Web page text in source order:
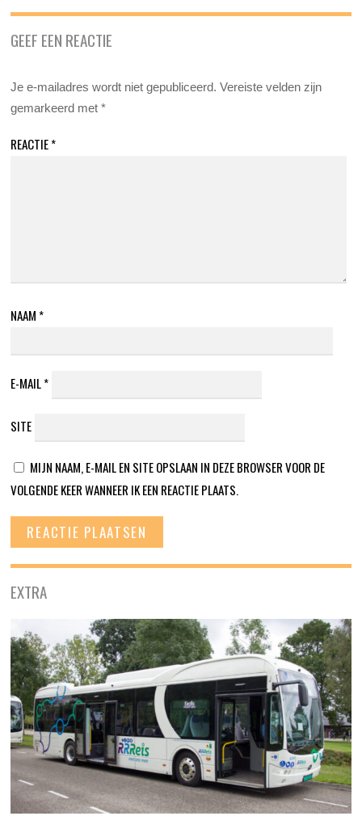
GEEF EEN REACTIE
Je e-mailadres wordt niet gepubliceerd. Vereiste velden zijn
gemarkeerd met*
REACTIE*
NAAM *
E-MAIL*
SITE
MIJN NAAM, E-MAIL EN SITE OPSLAAN IN DEZE BROWSER VOOR DE
VOLGENDE KEER WANNEER IK EEN REACTIE PLAATS.
EXTRA